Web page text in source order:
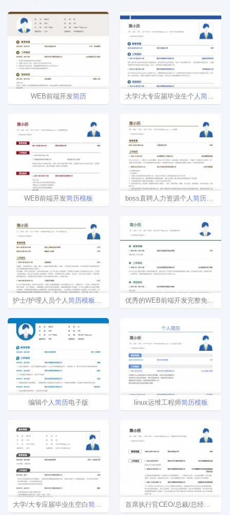
WEB前端开发简历 大学/大专应届毕业生个人简历
WEB前端开发简历模板 boss直聘人力资源个人简历模板
护士/护理人员个人简历模板免费下载 优秀的WEB前端开发完整免费
编辑个人简历电子版 linux运维工程师简历模板
大学/大专应届毕业生空白简历 下载 首席执行官CEO/总裁/总经理电子版个人